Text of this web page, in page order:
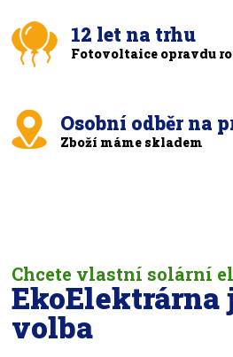
12 let na trhu
Fotovoltaice opravdu
Osobní odběr na
Zboží máme skladem
Chcete vlastní solární
EkoElektrárna
volba